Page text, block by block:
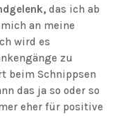
das ich ab
an meine
wird es
zu
beim Schnippsen
das ja so oder so
eher für positive